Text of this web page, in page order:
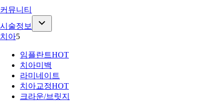
커뮤니티
시술정보
치아5
임플란트HOT
치아미백
라미네이트
치아교정HOT
크라운/브릿지